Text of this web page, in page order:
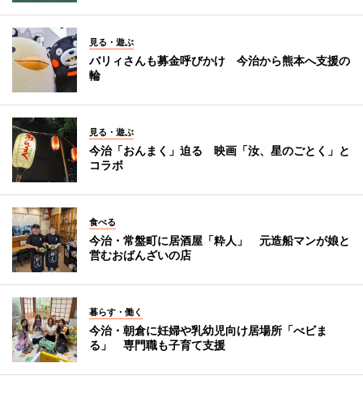
見る・遊ぶ
バリィさんも募金呼びかけ 今治から熊本へ支援の
輪
見る・遊ぶ
今治「おんまく」迫る 映画「汝、星のごとく」と
コラボ
食べる
今治・常盤町に居酒屋「粋人」 元造船マンが娘と
営むおばんざいの店
暮らす・働く
今治・朝倉に妊婦や乳幼児向け居場所「べビま
る」 専門職も子育て支援